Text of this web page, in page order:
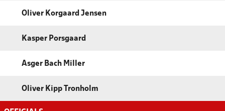
Oliver Korgaard Jensen
Kasper Porsgaard
Asger Bach Miller
Oliver Kipp Tronholm